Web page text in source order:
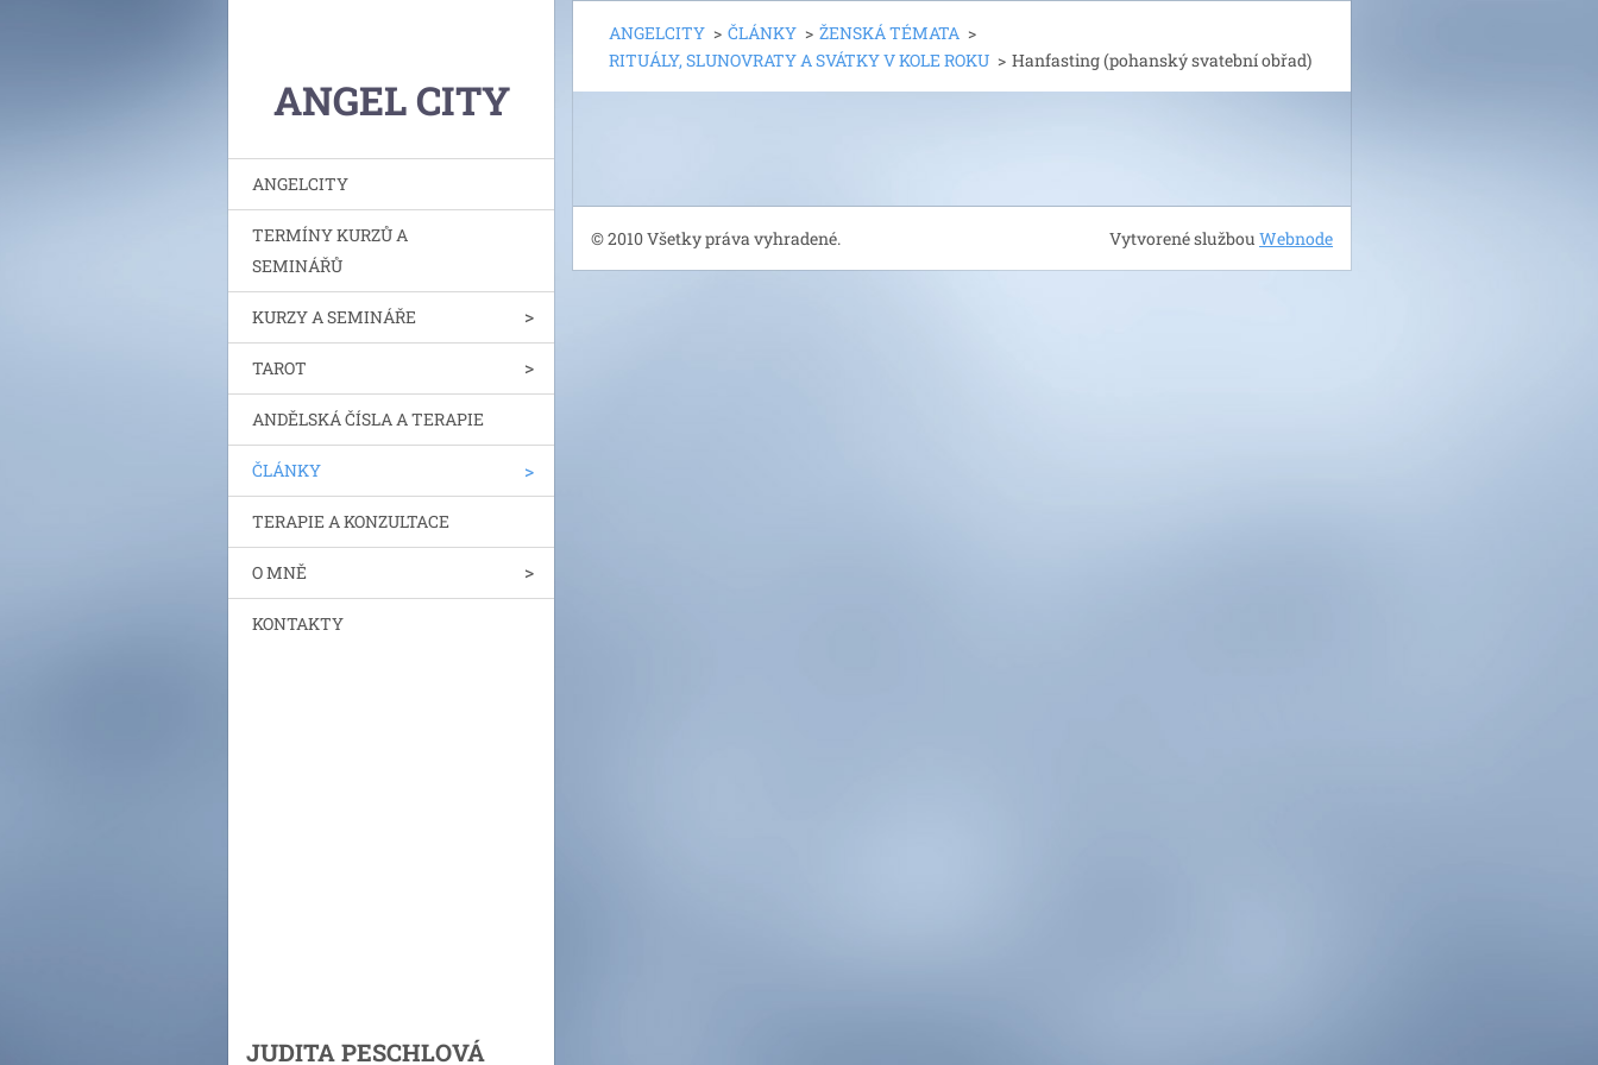
ANGEL CITY
ANGELCITY
TERMÍNY KURZŮ A
SEMINÁŘŮ
KURZY A SEMINÁŘE
TAROT
ANDĚLSKÁ ČÍSLA A TERAPIE
ČLÁNKY
TERAPIE A KONZULTACE
O MNĚ
KONTAKTY
JUDITA PESCHLOVÁ
ANGELCITY > ČLÁNKY > ŽENSKÁ TÉMATA >
RITUÁLY, SLUNOVRATY A SVÁTKY V KOLE ROKU > Hanfasting (pohanský svatební obřad)
© 2010 Všetky práva vyhradené. Vytvorené službouWebnode